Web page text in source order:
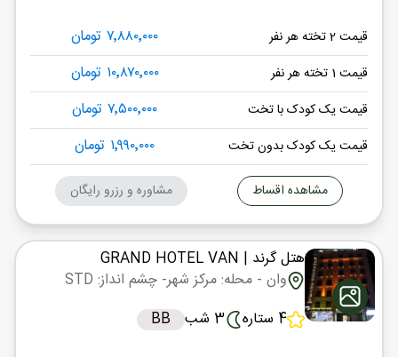
قیمت 2 تخته هر نفر ۷٬۸۸۰٬۰۰۰ تومان
قیمت 1 تخته هر نفر ۱۰٬۸۷۰٬۰۰۰ تومان
قیمت یک کودک با تخت ۷٬۵۰۰٬۰۰۰ تومان
قیمت یک کودک بدون تخت ۱٬۹۹۰٬۰۰۰ تومان
مشاهده اقساط مشاوره و رزرو رایگان
هتل گرند | GRAND HOTEL VAN
وان - محله: مرکز شهر- چشم انداز: STD
4 ستاره
3 شب BB